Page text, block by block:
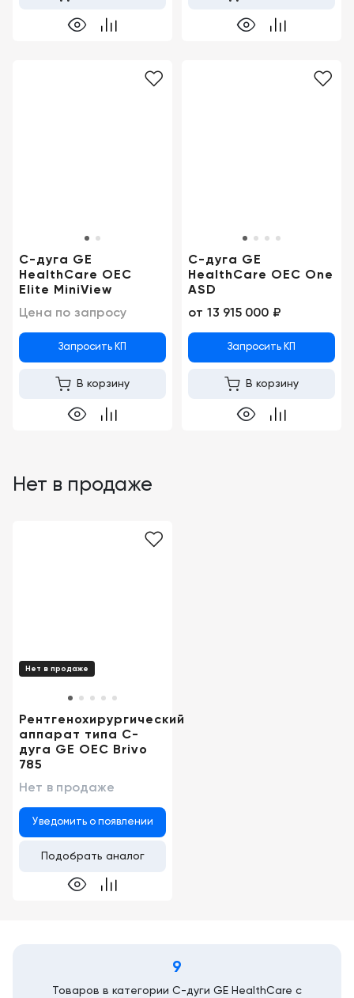
C-дуга GE
HealthCare OEC
Elite MiniView
Цена по запросу
Запросить КП
В корзину
С-дуга GE
HealthCare OEC One
ASD
от 13 915 000 ₽
Запросить КП
В корзину
Нет в продаже
Нет в продаже
Рентгенохирургический
аппарат типа C-
дуга GE OEC Brivo
785
Нет в продаже
Уведомить о появлении
Подобрать аналог
9
Товаров в категории С-дуги GE HealthCare с